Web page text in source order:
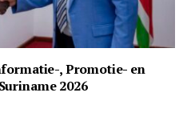
, Promotie- en
2026